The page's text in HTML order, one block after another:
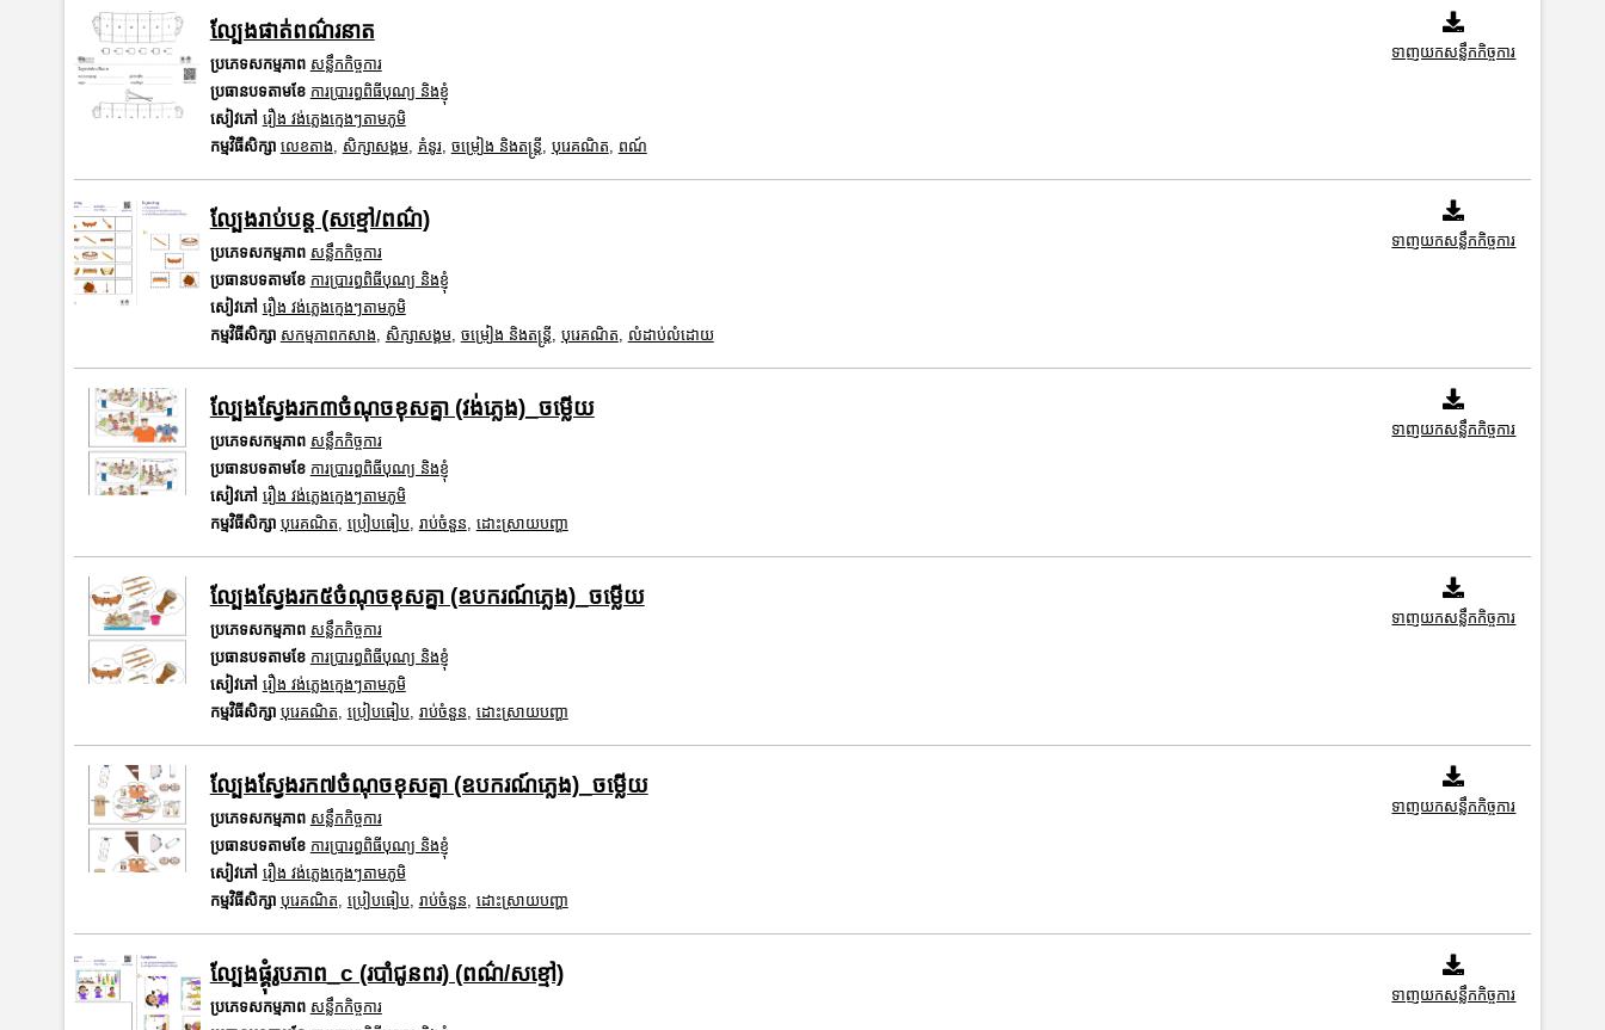
ល្បែងផាត់ពណ៌រនាត
ប្រភេទសកម្មភាព សន្លឹកកិច្ចការ
ប្រធានបទតាមខែ ការប្រារព្ធពិធីបុណ្យ និងខ្ញុំ
សៀវភៅ រឿង វង់ភ្លេងក្មេងៗតាមភូមិ
កម្មវិធីសិក្សា លេខតាង សិក្សាសង្គម, គំនូរ, ចម្រៀង និងតន្ត្រី បុរេគណិត ពណ៍
ទាញយកសន្លឹកកិច្ចការ
ល្បែងរាប់បន្ត (សខ្មៅ/ពណ៌)
ប្រភេទសកម្មភាព សន្លឹកកិច្ចការ
ប្រធានបទតាមខែ ការប្រារព្ធពិធីបុណ្យ និងខ្ញុំ
សៀវភៅ រឿង វង់ភ្លេងក្មេងៗតាមភូមិ
កម្មវិធីសិក្សា សកម្មភាពកសាង សិក្សាសង្គម, ចម្រៀង និងតន្ត្រី បុរេគណិត លំដាប់លំដោយ
ទាញយកសន្លឹកកិច្ចការ
ល្បែងស្វែងរក៣ចំណុចខុសគ្នា (វង់ភ្លេង)_ចម្លើយ
ប្រភេទសកម្មភាព សន្លឹកកិច្ចការ
ប្រធានបទតាមខែ ការប្រារព្ធពិធីបុណ្យ និងខ្ញុំ
សៀវភៅ រឿង វង់ភ្លេងក្មេងៗតាមភូមិ
កម្មវិធីសិក្សា បុរេគណិត ប្រៀបធៀប, រាប់ចំនួន ដោះស្រាយបញ្ហា
ទាញយកសន្លឹកកិច្ចការ
ល្បែងស្វែងរក៥ចំណុចខុសគ្នា (ឧបករណ៍ភ្លេង)_ចម្លើយ
ប្រភេទសកម្មភាព សន្លឹកកិច្ចការ
ប្រធានបទតាមខែ ការប្រារព្ធពិធីបុណ្យ និងខ្ញុំ
សៀវភៅ រឿង វង់ភ្លេងក្មេងៗតាមភូមិ
កម្មវិធីសិក្សា បុរេគណិត ប្រៀបធៀប, រាប់ចំនួន ដោះស្រាយបញ្ហា
ទាញយកសន្លឹកកិច្ចការ
ល្បែងស្វែងរក៧ចំណុចខុសគ្នា (ឧបករណ៍ភ្លេង)_ចម្លើយ
ប្រភេទសកម្មភាព សន្លឹកកិច្ចការ
ប្រធានបទតាមខែ ការប្រារព្ធពិធីបុណ្យ និងខ្ញុំ
សៀវភៅ រឿង វង់ភ្លេងក្មេងៗតាមភូមិ
កម្មវិធីសិក្សា បុរេគណិត ប្រៀបធៀប, រាប់ចំនួន ដោះស្រាយបញ្ហា
ទាញយកសន្លឹកកិច្ចការ
ល្បែងផ្គុំរូបភាព_c (របាំជូនពរ) (ពណ៌/សខ្មៅ)
ប្រភេទសកម្មភាព សន្លឹកកិច្ចការ
ទាញយកសន្លឹកកិច្ចការ